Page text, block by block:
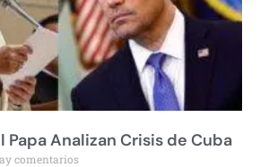
Papa Analizan Crisis de Cuba
comentarios